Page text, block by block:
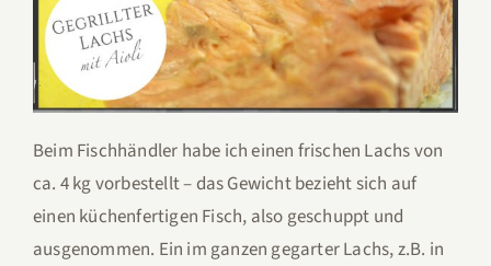
Beim Fischhändler habe ich einen frischen Lachs von
ca. 4 kg vorbestellt – das Gewicht bezieht sich auf
einen küchenfertigen Fisch, also geschuppt und
ausgenommen. Ein im ganzen gegarter Lachs, z.B. in